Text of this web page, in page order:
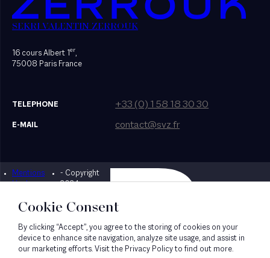
SEKRI VALENTIN ZERROUK
16 cours Albert 1er,
75008 Paris France
TELEPHONE +33 (0) 1 58 18 30 30
E-MAIL contact@svz.fr
Mentions
légales
- Copyright
2024
Designed by Bonhomme
Cookie Consent
By clicking “Accept”, you agree to the storing of cookies on your
device to enhance site navigation, analyze site usage, and assist in
our marketing efforts. Visit the Privacy Policy to find out more.